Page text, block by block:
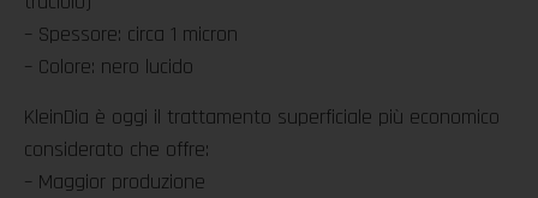
– Spessore: circa 1 micron
– Colore: nero lucido
KleinDia è oggi il trattamento superficiale più economico
considerato che offre:
– Maggior produzione